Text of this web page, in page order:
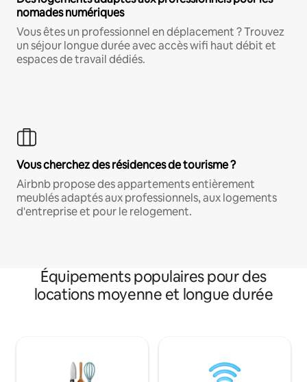
nomades numériques
Vous êtes un professionnel en déplacement ? Trouvez
un séjour longue durée avec accès wifi haut débit et
espaces de travail dédiés.
Vous cherchez des résidences de tourisme ?
Airbnb propose des appartements entièrement
meublés adaptés aux professionnels, aux logements
d'entreprise et pour le relogement.
Équipements populaires pour des
locations moyenne et longue durée